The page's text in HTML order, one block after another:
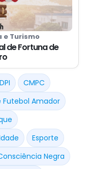
e Turismo
de Fortuna de
CMPC
Futebol Amador
Esporte
Negra